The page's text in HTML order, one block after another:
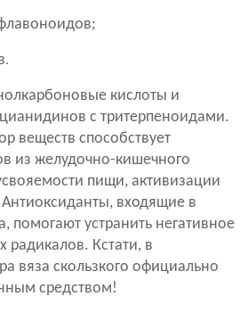
.
кислоты и
с тритерпеноидами.
веществ способствует
из желудочно-кишечного
пищи, активизации
входящие в
помогают устранить негативное
радикалов. Кстати, в
вяза скользкого официально
средством!